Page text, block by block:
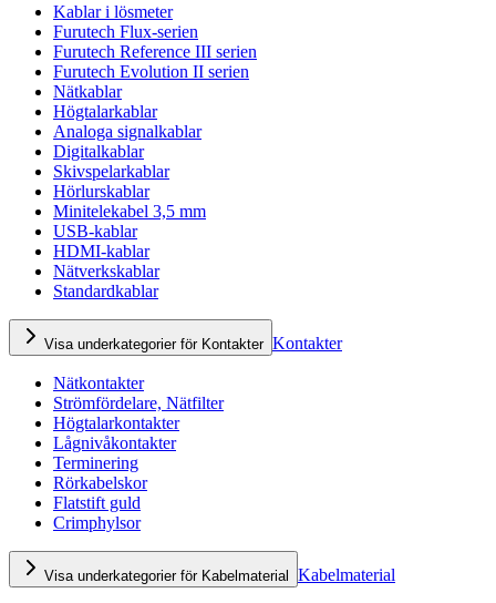
Kablar i lösmeter
Furutech Flux-serien
Furutech Reference III serien
Furutech Evolution II serien
Nätkablar
Högtalarkablar
Analoga signalkablar
Digitalkablar
Skivspelarkablar
Hörlurskablar
Minitelekabel 3,5 mm
USB-kablar
HDMI-kablar
Nätverkskablar
Standardkablar
Visa underkategorier för Kontakter Kontakter
Nätkontakter
Strömfördelare, Nätfilter
Högtalarkontakter
Lågnivåkontakter
Terminering
Rörkabelskor
Flatstift guld
Crimphylsor
Visa underkategorier för Kabelmaterial Kabelmaterial